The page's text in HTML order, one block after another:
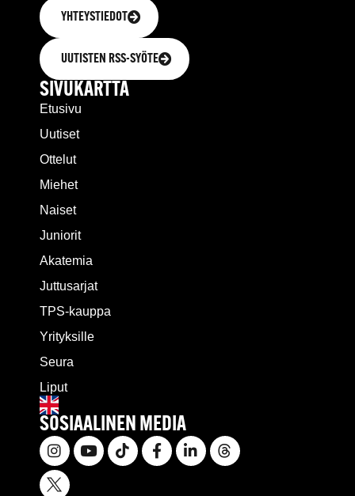
YHTEYSTIEDOT
UUTISTEN RSS-SYÖTE
SIVUKARTTA
Etusivu
Uutiset
Ottelut
Miehet
Naiset
Juniorit
Akatemia
Juttusarjat
TPS-kauppa
Yrityksille
Seura
Liput
SOSIAALINEN MEDIA